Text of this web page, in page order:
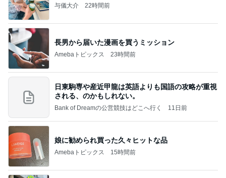
与儀大介 22時間前
長男から届いた漫画を買うミッション
Amebaトピックス 23時間前
日東駒専や産近甲龍は英語よりも国語の攻略が重視
される、のかもしれない。
Bank of Dreamの公営競技はどこへ行く 11日前
娘に勧められ買った久々ヒットな品
Amebaトピックス 15時間前